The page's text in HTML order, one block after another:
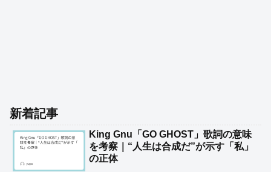
新着記事
King Gnu「GO GHOST」歌詞の意味
を考察｜“人生は合成だ”が示す「私」
の正体